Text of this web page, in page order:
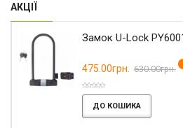
АКЦІЇ
Замок U-Lock
475.00грн. 630.00грн.
ДО КОШИКА